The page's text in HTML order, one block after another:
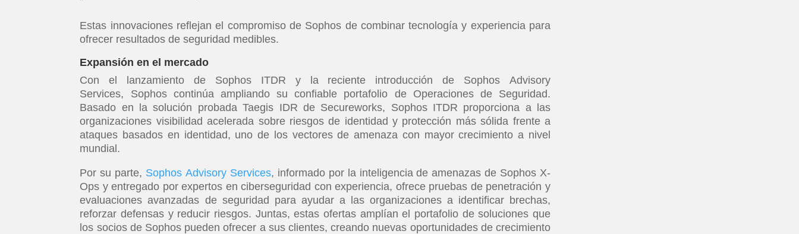
Estas innovaciones reflejan el compromiso de Sophos de combinar tecnología y experiencia para
ofrecer resultados de seguridad medibles.
Expansión en el mercado
Con el lanzamiento de Sophos ITDR y la reciente introducción de Sophos Advisory
Services, Sophos continúa ampliando su confiable portafolio de Operaciones de Seguridad.
Basado en la solución probada Taegis IDR de Secureworks, Sophos ITDR proporciona a las
organizaciones visibilidad acelerada sobre riesgos de identidad y protección más sólida frente a
ataques basados en identidad, uno de los vectores de amenaza con mayor crecimiento a nivel
mundial.
Por su parte, Sophos Advisory Services, informado por la inteligencia de amenazas de Sophos X-
Ops y entregado por expertos en ciberseguridad con experiencia, ofrece pruebas de penetración y
evaluaciones avanzadas de seguridad para ayudar a las organizaciones a identificar brechas,
reforzar defensas y reducir riesgos. Juntas, estas ofertas amplían el portafolio de soluciones que
los socios de Sophos pueden ofrecer a sus clientes, creando nuevas oportunidades de crecimiento